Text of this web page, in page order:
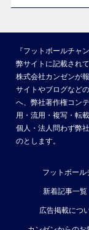
『フットボールチャ
弊サイトに記載され
株式会社カンゼンが
サイトやブログなど
へ、弊社著作権コン
用・流用・複写・転
個人・法人問わず弊
のとします。
フットボール
新着記事一覧
広告掲載につ